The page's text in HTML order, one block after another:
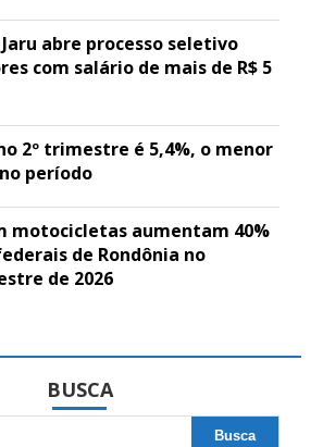
abre processo seletivo
com salário de mais de R$ 5
2º trimestre é 5,4%, o menor
período
motocicletas aumentam 40%
de Rondônia no
de 2026
BUSCA